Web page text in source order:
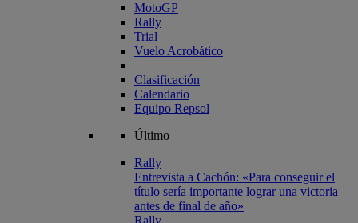
MotoGP
Rally
Trial
Vuelo Acrobático
Clasificación
Calendario
Equipo Repsol
Último
Rally
Entrevista a Cachón: «Para conseguir el
título sería importante lograr una victoria
antes de final de año»
Rally